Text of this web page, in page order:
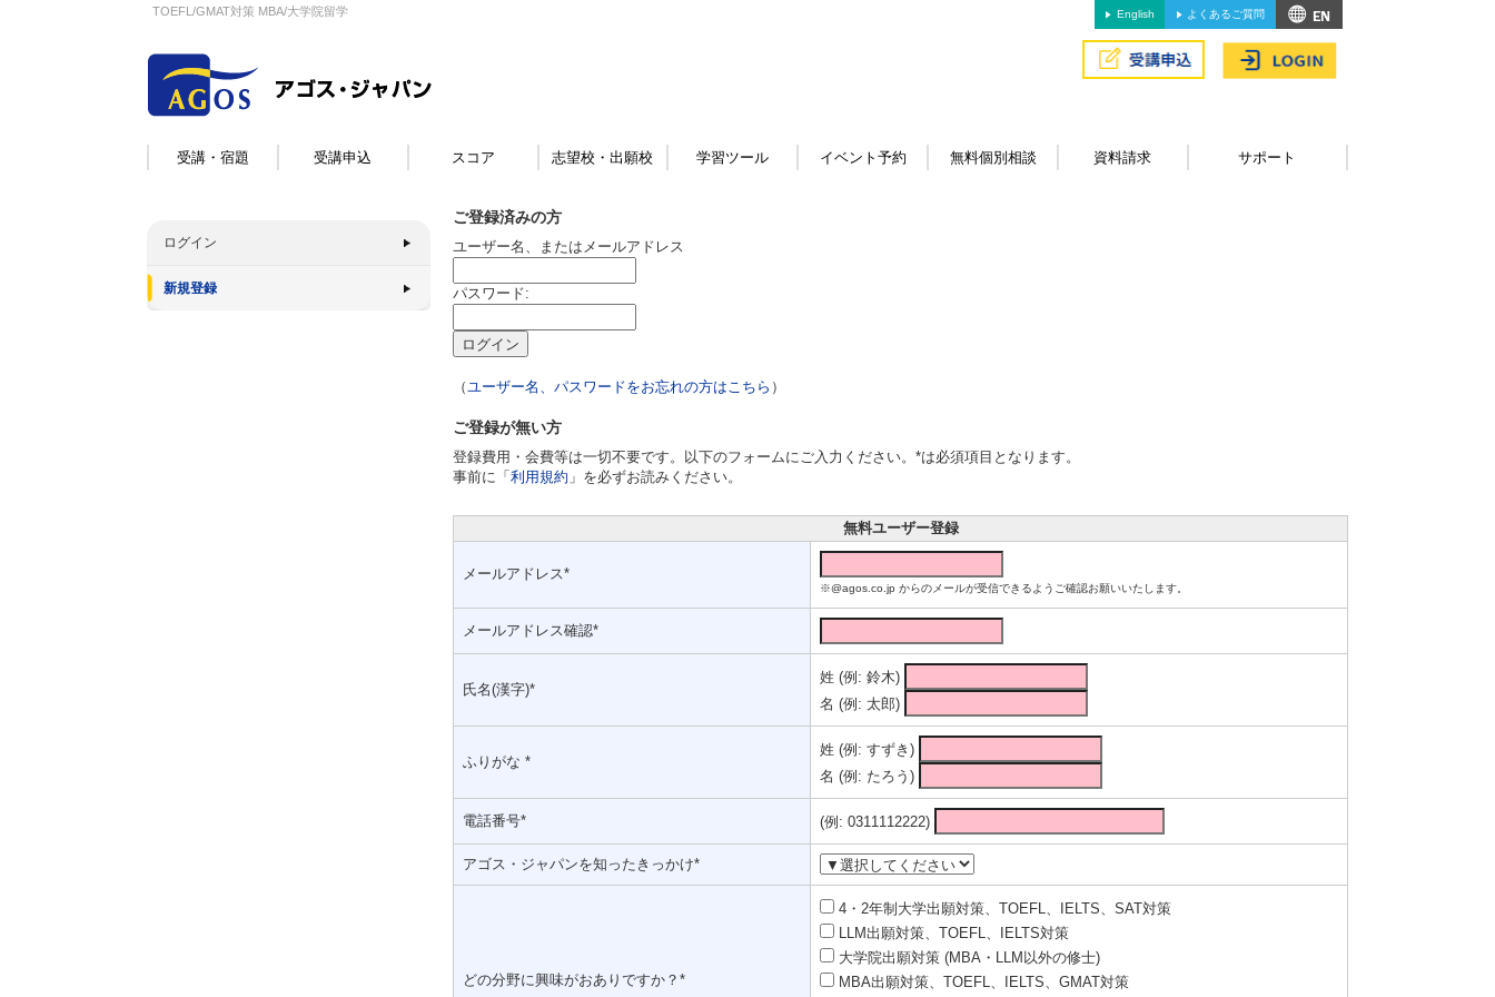
TOEFL/GMAT対策 MBA/大学院留学 English よくあるご質問
受講・宿題 受講申込 スコア 志望校・出願校 学習ツール イベント予約 無料個別相談 資料請求 サポート
ログイン
新規登録
ご登録済みの方
ユーザー名、またはメールアドレス
パスワード:
（ユーザー名、パスワードをお忘れの方はこちら ）
ご登録が無い方
登録費用・会費等は一切不要です。以下のフォームにご入力ください。*は必須項目となります。
事前に「 利用規約 」を必ずお読みください。
無料ユーザー登録
メールアドレス*
※@agos.co.jp からのメールが受信できるようご確認お願いいたします。
メールアドレス確認*
氏名(漢字)*
姓 (例: 鈴木)
名 (例: 太郎)
ふりがな *
姓 (例: すずき)
名 (例: たろう)
電話番号* (例: 0311112222)
アゴス・ジャパンを知ったきっかけ*
どの分野に興味がおありですか？*
4・2年制大学出願対策、TOEFL、IELTS、SAT対策
LLM出願対策、TOEFL、IELTS対策
大学院出願対策 (MBA・LLM以外の修士)
MBA出願対策、TOEFL、IELTS、GMAT対策